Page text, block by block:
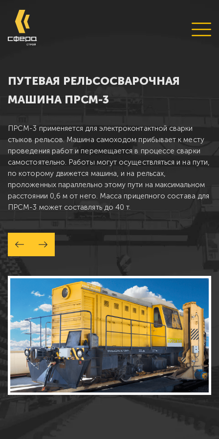
ПУТЕВАЯ РЕЛЬСОСВАРОЧНАЯ
МАШИНА ПРСМ-3
ПРСМ-3 применяется для электроконтактной сварки
стыков рельсов. Машина самоходом прибывает к месту
проведения работ и перемещается в процессе сварки
самостоятельно. Работы могут осуществляться и на пути,
по которому движется машина, и на рельсах,
проложенных параллельно этому пути на максимальном
расстоянии 0,6 м от него. Масса прицепного состава для
ПРСМ-3 может составлять до 40 т.